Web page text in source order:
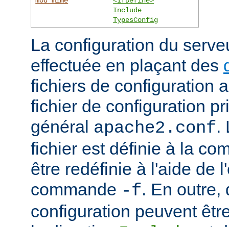
Include
TypesConfig
La configuration du
effectuée en plaçant des
fichiers de configuration
fichier de configuration
général apache2.conf.
fichier est définie à la
être redéfinie à l'aide de
commande -f. En outre,
configuration peuvent